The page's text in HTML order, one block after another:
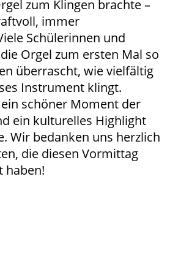
zum Klingen brachte –
immer
Schülerinnen und
Orgel zum ersten Mal so
überrascht, wie vielfältig
Instrument klingt.
schöner Moment der
ein kulturelles Highlight
Wir bedanken uns herzlich
die diesen Vormittag
haben!